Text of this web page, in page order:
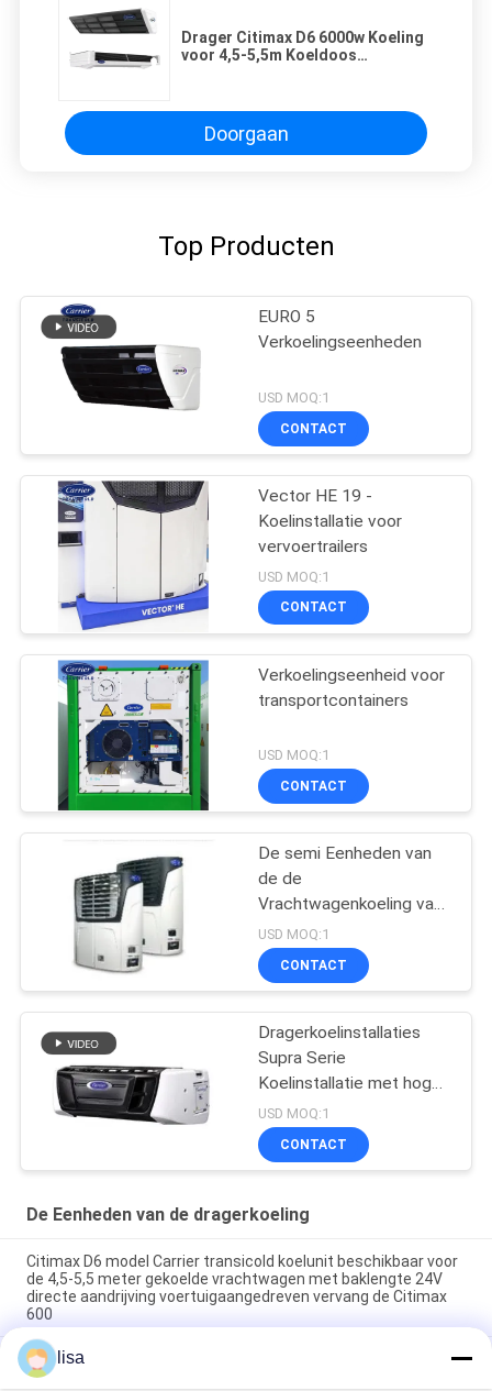
Drager Citimax D6 6000w Koeling
voor 4,5-5,5m Koeldoos
Doorgaan
Top Producten
EURO 5
Verkoelingseenheden
USD MOQ:1
CONTACT
Vector HE 19 -
Koelinstallatie voor
vervoertrailers
USD MOQ:1
CONTACT
Verkoelingseenheid voor
transportcontainers
USD MOQ:1
CONTACT
De semi Eenheden van
de de
Vrachtwagenkoeling van
de Aanhangwagendrager
Zelf - aangedreven
Vector 1550
USD MOQ:1
CONTACT
Dragerkoelinstallaties
Supra Serie
Koelinstallatie met hoge
koelprestaties 12000
Watt en robuust ontwerp
USD MOQ:1
CONTACT
De Eenheden van de dragerkoeling
Citimax D6 model Carrier transicold koelunit beschikbaar voor
de 4,5-5,5 meter gekoelde vrachtwagen met baklengte 24V
directe aandrijving voertuigaangedreven vervang de Citimax
600
Drager transicold Citimax D7 model beschikbaar voor 5-6
meter koelkast lengte vrachtwagen 24V
lisa